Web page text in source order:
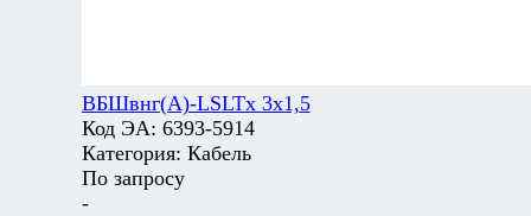
ВБШвнг(А)-LSLTx 3х1,5
Код ЭА: 6393-5914
Категория: Кабель
По запросу
-